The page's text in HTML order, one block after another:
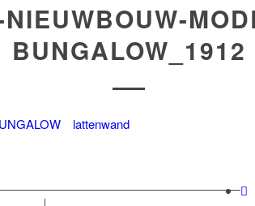
BUNGALOW_1912